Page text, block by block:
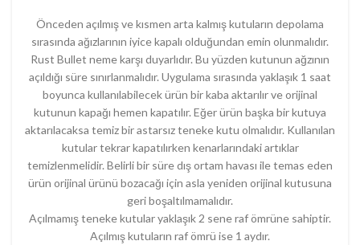
Önceden açılmış ve kısmen arta kalmış kutuların depolama
sırasında ağızlarının iyice kapalı olduğundan emin olunmalıdır.
Rust Bullet neme karşı duyarlıdır. Bu yüzden kutunun ağzının
açıldığı süre sınırlanmalıdır. Uygulama sırasında yaklaşık 1 saat
boyunca kullanılabilecek ürün bir kaba aktarılır ve orijinal
kutunun kapağı hemen kapatılır. Eğer ürün başka bir kutuya
aktarılacaksa temiz bir astarsız teneke kutu olmalıdır. Kullanılan
kutular tekrar kapatılırken kenarlarındaki artıklar
temizlenmelidir. Belirli bir süre dış ortam havası ile temas eden
ürün orijinal ürünü bozacağı için asla yeniden orijinal kutusuna
geri boşaltılmamalıdır.
Açılmamış teneke kutular yaklaşık 2 sene raf ömrüne sahiptir.
Açılmış kutuların raf ömrü ise 1 aydır.